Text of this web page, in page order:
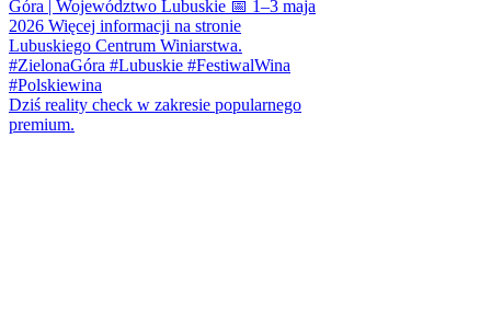
Dziś reality check w zakresie popularnego
premium.